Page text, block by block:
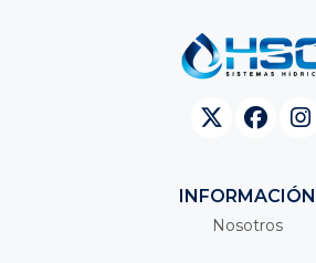
INFORMACIÓN
Nosotros